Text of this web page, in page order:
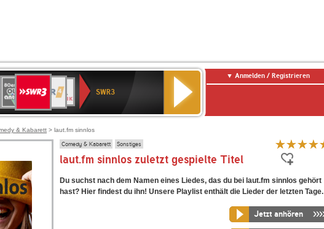
80er
90er
OLDIE
ANTENNE
4
KLASSIK
SWR
Kultur
NDR
2
SWR3
Anmelden / Registrieren
& Kabarett > laut.fm sinnlos
Comedy & Kabarett Sonstiges
laut.fm sinnlos zuletzt gespielte Titel
Du suchst nach dem Namen eines Liedes, das du bei laut.fm sinnlos gehört
hast? Hier findest du ihn! Unsere Playlist enthält die Lieder der letzten Tage.
Jetzt anhören